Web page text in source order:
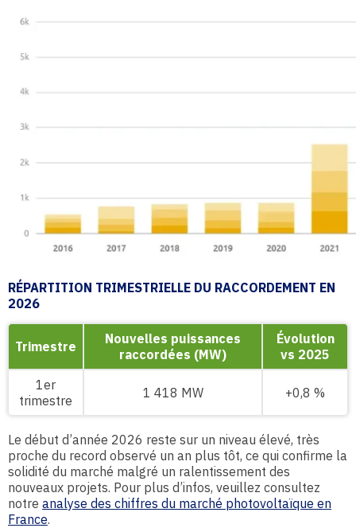
RÉPARTITION TRIMESTRIELLE DU RACCORDEMENT EN
2026
Trimestre
Nouvelles puissances
raccordées (MW)
Évolution
vs 2025
1er
trimestre
1 418 MW +0,8 %
Le début d’année 2026 reste sur un niveau élevé, très
proche du record observé un an plus tôt, ce qui confirme la
solidité du marché malgré un ralentissement des
nouveaux projets. Pour plus d’infos, veuillez consultez
notre analyse des chiffres du marché photovoltaïque en
France.